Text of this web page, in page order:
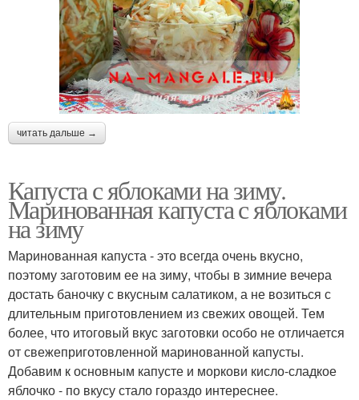
читать дальше →
Капуста с яблоками на зиму.
Маринованная капуста с яблоками
на зиму
Маринованная капуста - это всегда очень вкусно,
поэтому заготовим ее на зиму, чтобы в зимние вечера
достать баночку с вкусным салатиком, а не возиться с
длительным приготовлением из свежих овощей. Тем
более, что итоговый вкус заготовки особо не отличается
от свежеприготовленной маринованной капусты.
Добавим к основным капусте и моркови кисло-сладкое
яблочко - по вкусу стало гораздо интереснее.